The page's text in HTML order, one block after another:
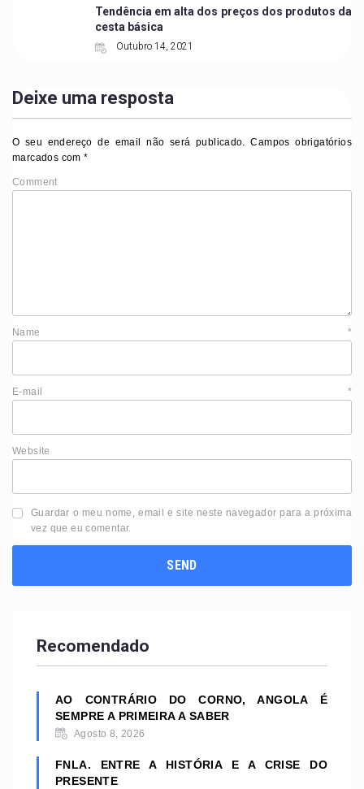
Tendência em alta dos preços dos produtos da
cesta básica
Outubro 14, 2021
Deixe uma resposta
O seu endereço de email não será publicado.
Campos obrigatórios
marcados com*
Comment
Name *
E-mail *
Website
Guardar o meu nome, email e site neste navegador para a próxima
vez que eu comentar.
Recomendado
AO CONTRÁRIO DO CORNO, ANGOLA É
SEMPRE A PRIMEIRA A SABER
Agosto 8, 2026
FNLA. ENTRE A HISTÓRIA E A CRISE DO
PRESENTE